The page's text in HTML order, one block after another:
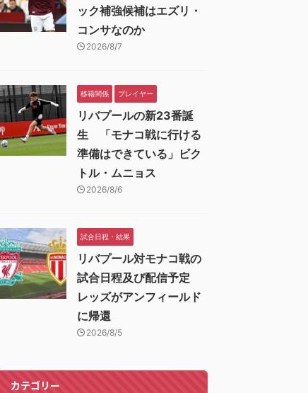
ック補強候補はエズリ・
コンサなのか
2026/8/7
移籍関係 プレイヤー
リバプールの新23番誕
生 「モナコ戦に行ける
準備はできている」ビク
トル・ムニョス
2026/8/6
試合日程・結果
リバプール対モナコ戦の
試合日程及び配信予定
レッズがアンフィールド
に帰還
2026/8/5
カテゴリー